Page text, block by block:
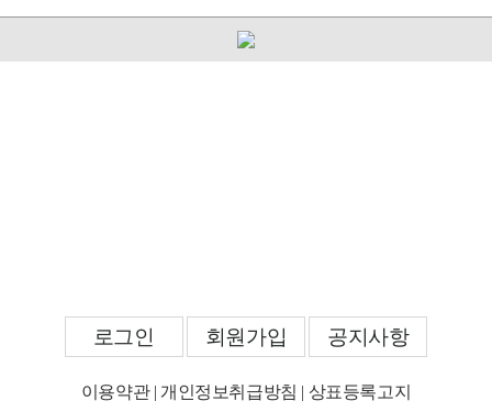
로그인 회원가입 공지사항
이용약관| 개인정보취급방침 | 상표등록고지